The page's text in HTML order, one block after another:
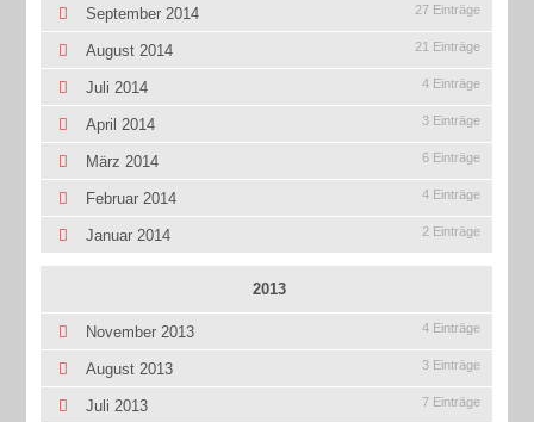
September 2014 27 Einträge
August 2014 21 Einträge
Juli 2014 4 Einträge
April 2014 3 Einträge
März 2014 6 Einträge
Februar 2014 4 Einträge
Januar 2014 2 Einträge
2013
November 2013 4 Einträge
August 2013 3 Einträge
Juli 2013 7 Einträge